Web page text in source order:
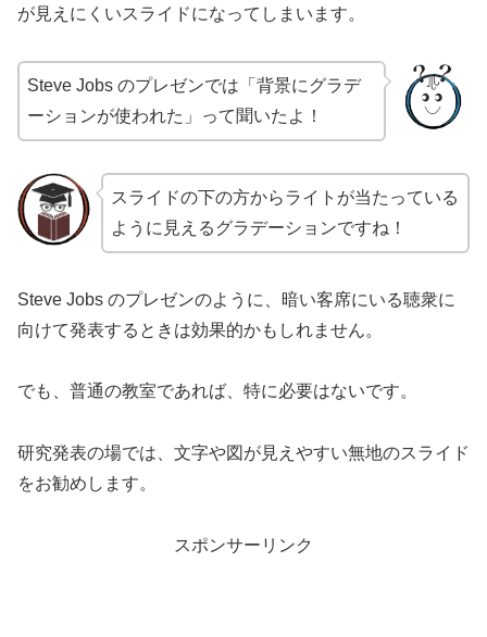
が見えにくいスライドになってしまいます。
Steve Jobs のプレゼンでは「背景にグラデ
ーションが使われた」って聞いたよ！
スライドの下の方からライトが当たっている
ように見えるグラデーションですね！
Steve Jobs のプレゼンのように、暗い客席にいる聴衆に
向けて発表するときは効果的かもしれません。
でも、普通の教室であれば、特に必要はないです。
研究発表の場では、文字や図が見えやすい無地のスライド
をお勧めします。
スポンサーリンク